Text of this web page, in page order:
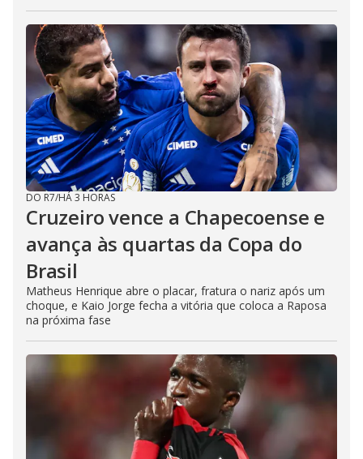
DO R7/HÁ 3 HORAS
Cruzeiro vence a Chapecoense e
avança às quartas da Copa do
Brasil
Matheus Henrique abre o placar, fratura o nariz após um
choque, e Kaio Jorge fecha a vitória que coloca a Raposa
na próxima fase